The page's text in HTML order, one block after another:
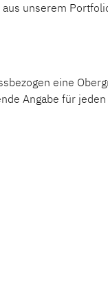
230 cm
unserem
eine
Angabe für